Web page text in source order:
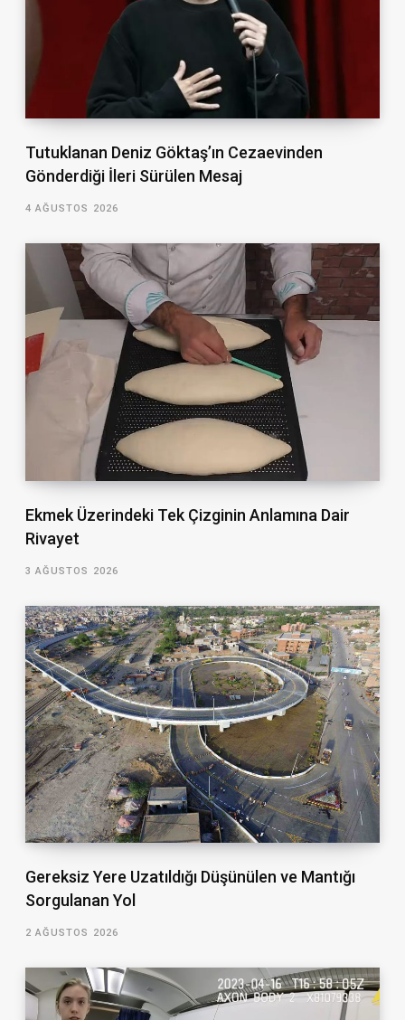
Tutuklanan Deniz Göktaş’ın Cezaevinden
Gönderdiği İleri Sürülen Mesaj
4 AĞUSTOS 2026
Ekmek Üzerindeki Tek Çizginin Anlamına Dair
Rivayet
3 AĞUSTOS 2026
Gereksiz Yere Uzatıldığı Düşünülen ve Mantığı
Sorgulanan Yol
2 AĞUSTOS 2026